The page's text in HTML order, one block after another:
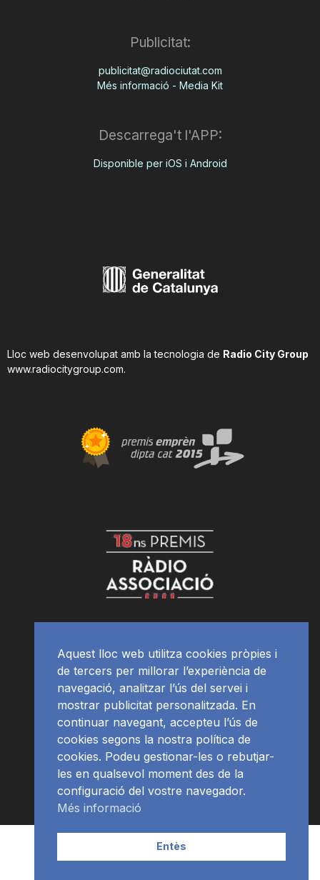
Publicitat:
publicitat@radiociutat.com
Més informació - Media Kit
Descarrega't l'APP:
Disponible per iOS i Android
Lloc web desenvolupat amb la tecnologia de Radio City Group
www.radiocitygroup.com.
APP Programació
Aquest lloc web utilitza cookies pròpies i
de tercers per millorar l’experiència de
navegació, analitzar l’ús del servei i
mostrar publicitat personalitzada. En
continuar navegant, accepteu l’ús de
cookies segons la nostra política de
cookies. Podeu gestionar-les o rebutjar-
les en qualsevol moment des de la
configuració del vostre navegador.
Més informació
Entès